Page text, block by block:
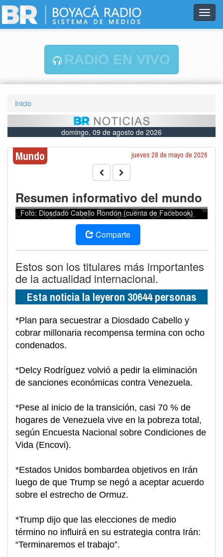
RADIO EN VIVO
Inicio
domingo, 09 de agosto de 2026
Mundo jueves 28 de mayo de 2026
Resumen informativo del mundo
Foto: Diosdado Cabello Rondón (cuenta de Facebook)
Comparte
Estos son los titulares más importantes
de la actualidad internacional.
Esta noticia la leyeron 30644 personas
*Plan para secuestrar a Diosdado Cabello y
cobrar millonaria recompensa termina con ocho
condenados.
*Delcy Rodríguez volvió a pedir la eliminación
de sanciones económicas contra Venezuela.
*Pese al inicio de la transición, casi 70 % de
hogares de Venezuela vive en la pobreza total,
según Encuesta Nacional sobre Condiciones de
Vida (Encovi).
*Estados Unidos bombardea objetivos en Irán
luego de que Trump se negó a aceptar acuerdo
sobre el estrecho de Ormuz.
*Trump dijo que las elecciones de medio
término no influirá en su estrategia contra Irán:
“Terminaremos el trabajo”.